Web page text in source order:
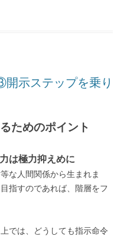
示ステップを乗り
ためのポイント
は極力抑えめに
な人間関係から生まれま
指すのであれば、階層をフ
では、どうしても指示命令